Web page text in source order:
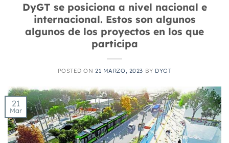
DyGT se posiciona a nivel nacional e
internacional. Estos son algunos
algunos de los proyectos en los que
participa
POSTED ON21 MARZO, 2023 BY DYGT
21
Mar